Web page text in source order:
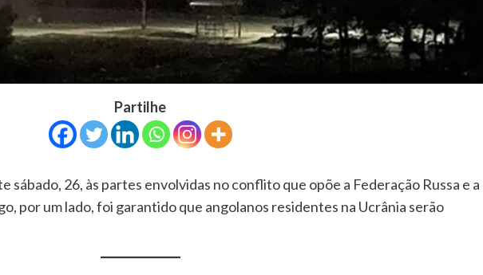
Partilhe
sábado, 26, às partes envolvidas no conflito que opõe a Federação Russa e a
por um lado, foi garantido que angolanos residentes na Ucrânia serão